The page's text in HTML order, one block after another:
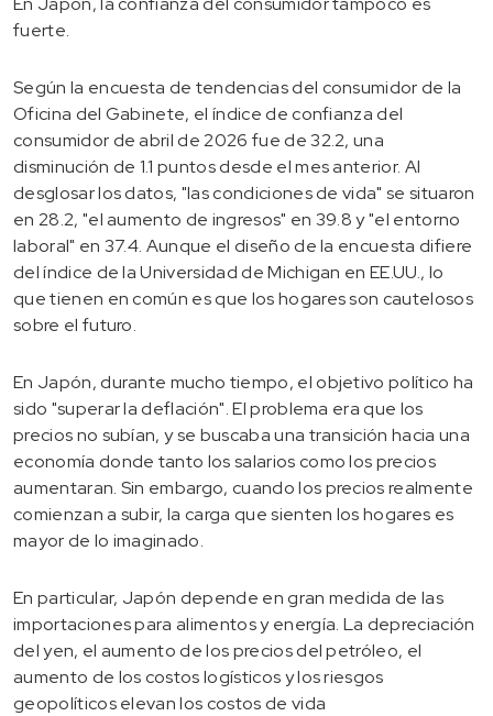
fuerte.
Según la encuesta de tendencias del consumidor de la
Oficina del Gabinete, el índice de confianza del
consumidor de abril de 2026 fue de 32.2, una
disminución de 1.1 puntos desde el mes anterior. Al
desglosar los datos, "las condiciones de vida" se situaron
en 28.2, "el aumento de ingresos" en 39.8 y "el entorno
laboral" en 37.4. Aunque el diseño de la encuesta difiere
del índice de la Universidad de Michigan en EE.UU., lo
que tienen en común es que los hogares son cautelosos
sobre el futuro.
En Japón, durante mucho tiempo, el objetivo político ha
sido "superar la deflación". El problema era que los
precios no subían, y se buscaba una transición hacia una
economía donde tanto los salarios como los precios
aumentaran. Sin embargo, cuando los precios realmente
comienzan a subir, la carga que sienten los hogares es
mayor de lo imaginado.
En particular, Japón depende en gran medida de las
importaciones para alimentos y energía. La depreciación
del yen, el aumento de los precios del petróleo, el
aumento de los costos logísticos y los riesgos
geopolíticos elevan los costos de vida